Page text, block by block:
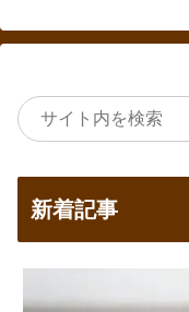
新着記事